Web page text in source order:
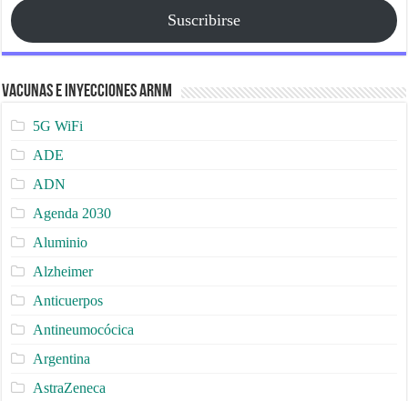
Suscribirse
Vacunas e Inyecciones ARNm
5G WiFi
ADE
ADN
Agenda 2030
Aluminio
Alzheimer
Anticuerpos
Antineumocócica
Argentina
AstraZeneca